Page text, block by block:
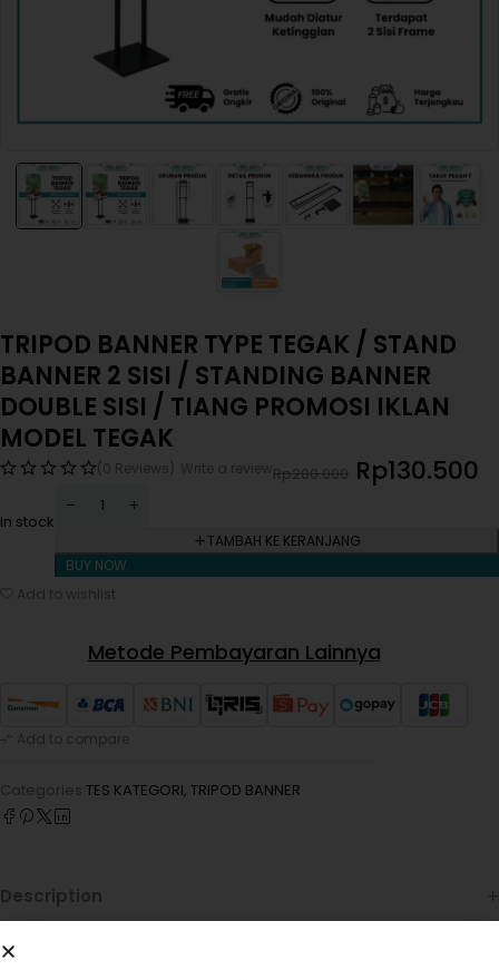
TRIPOD BANNER TYPE TEGAK / STAND
BANNER 2 SISI / STANDING BANNER
DOUBLE SISI / TIANG PROMOSI IKLAN
MODEL TEGAK
(0 Reviews) Write a review Rp200.000 Rp130.500
In stock
TAMBAH KE KERANJANG
BUY NOW
Add to wishlist
Metode Pembayaran Lainnya
Add to compare
Categories: TES KATEGORI, TRIPOD BANNER
Description
Reviews